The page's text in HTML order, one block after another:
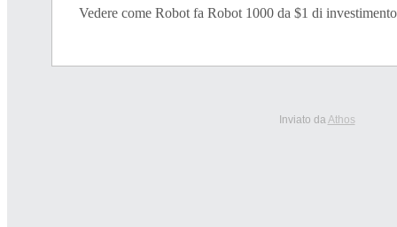
Vedere come Robot fa Robot 1000 da $1 di
Inviato daAthos